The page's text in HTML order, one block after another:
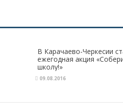
В Карачаево-Черкесии
ежегодная акция
школу!»
09.08.2016